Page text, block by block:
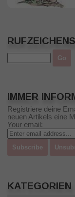
IMMER
Registriere deine
neuen Artikels eine
Your email:
KATEGORIEN